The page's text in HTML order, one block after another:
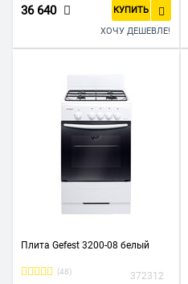
36 640 КУПИТЬ
ХОЧУ ДЕШЕВЛЕ!
Плита Gefest 3200-08 белый
(48) 372312